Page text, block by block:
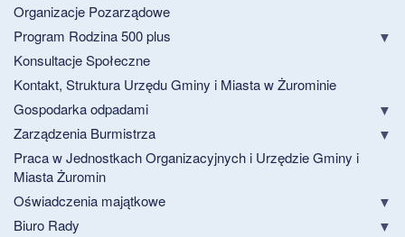
Organizacje Pozarządowe
Program Rodzina 500 plus
Konsultacje Społeczne
Kontakt, Struktura Urzędu Gminy i Miasta w Żurominie
Gospodarka odpadami
Zarządzenia Burmistrza
Praca w Jednostkach Organizacyjnych i Urzędzie Gminy i
Miasta Żuromin
Oświadczenia majątkowe
Biuro Rady